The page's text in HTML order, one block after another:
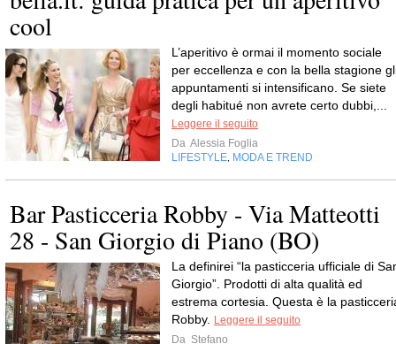
cool
L’aperitivo è ormai il momento sociale
per eccellenza e con la bella stagione
appuntamenti si intensificano. Se siete
degli habitué non avrete certo dubbi,...
Leggere il seguito
Da Alessia Foglia
LIFESTYLE MODA E TREND
Bar Pasticceria Robby - Via Matteotti
28 - San Giorgio di Piano (BO)
La definirei “la pasticceria ufficiale di
Giorgio”. Prodotti di alta qualità ed
estrema cortesia. Questa è la
Robby.
Leggere il seguito
Da Stefano